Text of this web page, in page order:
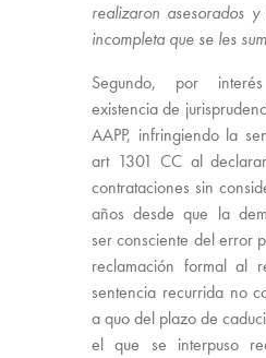
realizaron asesorados
incompleta que se les
Segundo, por
existencia de
AAPP, infringiendo la
art 1301 CC al
contrataciones sin
años desde que la
ser consciente del error
reclamación formal al
sentencia recurrida no
a quo del plazo de
el que se interpuso